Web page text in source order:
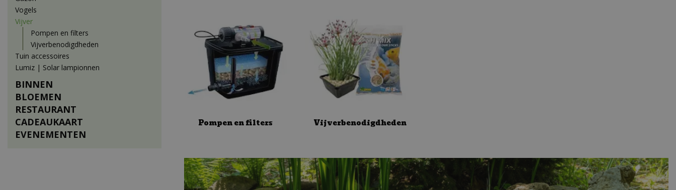
Pompen en filters Vijverbenodigdheden
Vogels
Vijver
Pompen en filters
Vijverbenodigdheden
Tuin accessoires
Lumiz | Solar lampionnen
BINNEN
BLOEMEN
RESTAURANT
CADEAUKAART
EVENEMENTEN